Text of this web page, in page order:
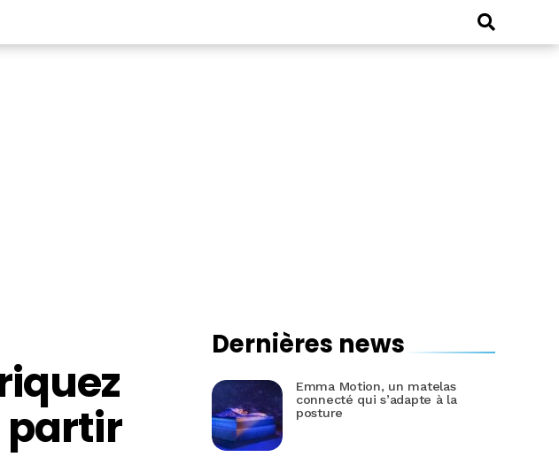
partir
Dernières news
Emma Motion, un matelas
connecté qui s’adapte à la
posture